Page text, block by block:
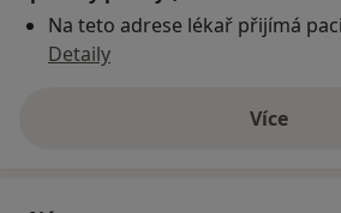
Na teto adrese lékař přijímá
Detaily
Víceo adrese